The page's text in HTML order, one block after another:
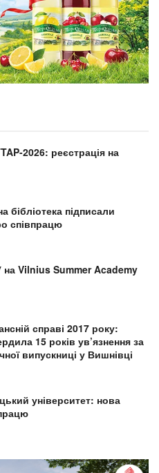
2026: реєстрація на
бібліотека підписали
співпрацю
Vilnius Summer Academy
справі 2017 року:
15 років ув’язнення за
випускниці у Вишнівці
університет: нова